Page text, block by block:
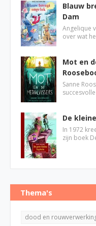
Blauw
Dam
Angelique
over wat
Mot en
Sanne
De
In 1972
zijn boek
Thema's
dood en